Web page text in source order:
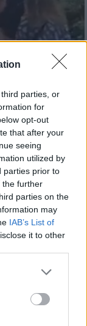
parties, or
for
opt-out
that after your
seeing
utilized by
parties prior to
the further
parties on the
may
IAB’s List of
it to other
more Google
may click to
party tags to
below Google
που
-
στην
να